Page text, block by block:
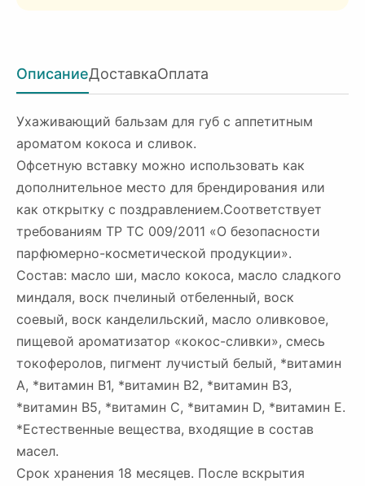
ОписаниеДоставкаОплата
Ухаживающий бальзам для губ с аппетитным
ароматом кокоса и сливок.
Офсетную вставку можно использовать как
дополнительное место для брендирования или
как открытку с поздравлением.Соответствует
требованиям ТР ТС 009/2011 «О безопасности
парфюмерно-косметической продукции».
Состав: масло ши, масло кокоса, масло сладкого
миндаля, воск пчелиный отбеленный, воск
соевый, воск канделильский, масло оливковое,
пищевой ароматизатор «кокос-сливки», смесь
токоферолов, пигмент лучистый белый, *витамин
A, *витамин B1, *витамин B2, *витамин B3,
*витамин B5, *витамин C, *витамин D, *витамин E.
*Естественные вещества, входящие в состав
масел.
Срок хранения 18 месяцев. После вскрытия